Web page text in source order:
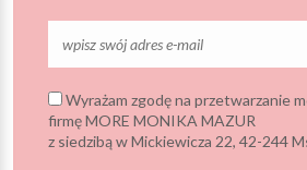
Wyrażam zgodę na przetwarzanie
firmę MORE MONIKA MAZUR
z siedzibą w Mickiewicza 22, 42-244